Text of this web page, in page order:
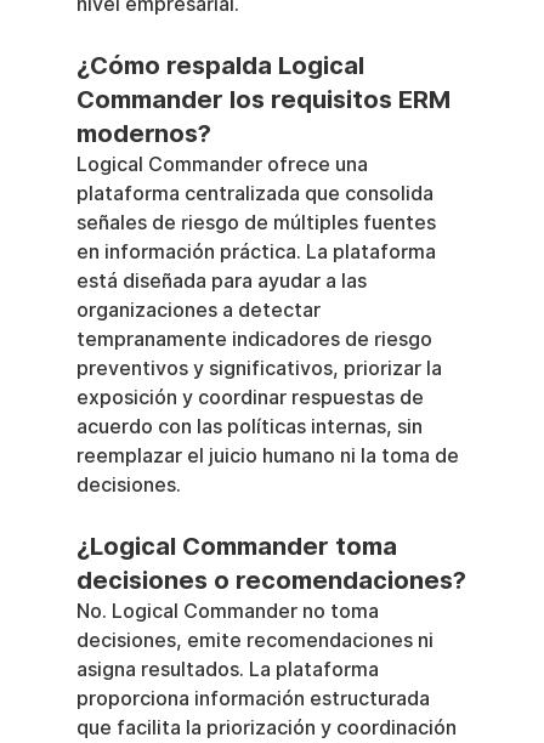
¿Cómo respalda Logical
Commander los requisitos ERM
modernos?
Logical Commander ofrece una
plataforma centralizada que consolida
señales de riesgo de múltiples fuentes
en información práctica. La plataforma
está diseñada para ayudar a las
organizaciones a detectar
tempranamente indicadores de riesgo
preventivos y significativos, priorizar la
exposición y coordinar respuestas de
acuerdo con las políticas internas, sin
reemplazar el juicio humano ni la toma de
decisiones.
¿Logical Commander toma
decisiones o recomendaciones?
No. Logical Commander no toma
decisiones, emite recomendaciones ni
asigna resultados. La plataforma
proporciona información estructurada
que facilita la priorización y coordinación